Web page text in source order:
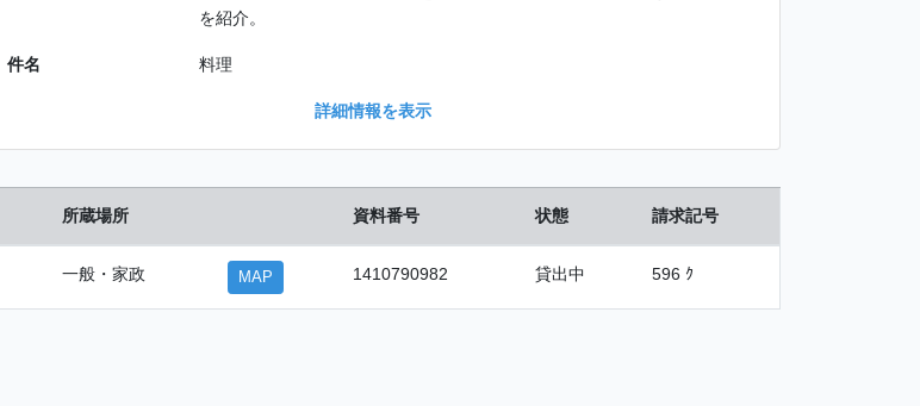
を紹介。
件名 料理
詳細情報を表示
所蔵場所 資料番号 状態 請求記号
一般・家政 MAP 1410790982 貸出中 596 ｸ